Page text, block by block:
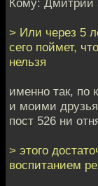
> Или через 5
сего поймет,
нельзя
именно так, по
и моими
пост 526 ни
> этого
воспитанием